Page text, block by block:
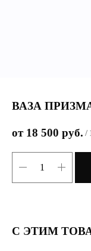
ВАЗА
18 500 руб. /
С ЭТИМ